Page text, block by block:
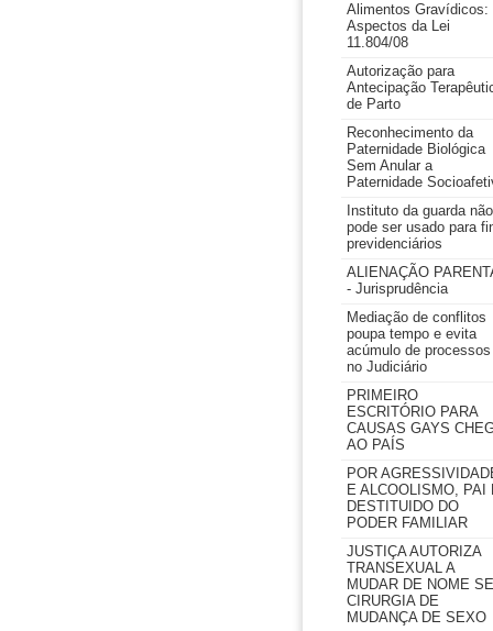
Alimentos Gravídicos:
Aspectos da Lei
11.804/08
Autorização para
Antecipação
de Parto
Reconhecimento da
Paternidade Biológica
Sem Anular a
Paternidade
Instituto da guarda não
pode ser usado para
previdenciários
ALIENAÇÃO
- Jurisprudência
Mediação de conflitos
poupa tempo e evita
acúmulo de processos
no Judiciário
PRIMEIRO
ESCRITÓRIO PARA
CAUSAS GAYS
AO PAÍS
POR
E ALCOOLISMO, PAI
DESTITUIDO DO
PODER FAMILIAR
JUSTIÇA AUTORIZA
TRANSEXUAL A
MUDAR DE NOME
CIRURGIA DE
MUDANÇA DE SEXO